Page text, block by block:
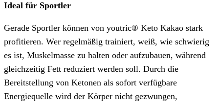
Ideal für Sportler
Gerade Sportler können von youtric® Keto Kakao stark
profitieren. Wer regelmäßig trainiert, weiß, wie schwierig
es ist, Muskelmasse zu halten oder aufzubauen, während
gleichzeitig Fett reduziert werden soll. Durch die
Bereitstellung von Ketonen als sofort verfügbare
Energiequelle wird der Körper nicht gezwungen,